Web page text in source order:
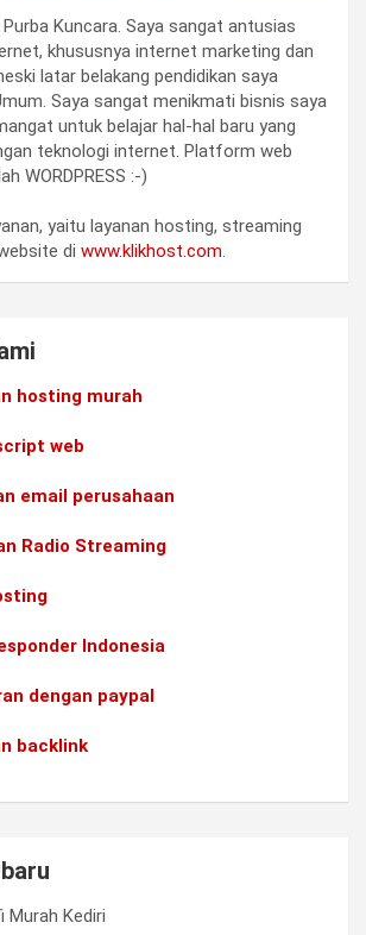
Kuncara. Saya sangat antusias
khususnya internet marketing dan
latar belakang pendidikan saya
Saya sangat menikmati bisnis saya
untuk belajar hal-hal baru yang
teknologi internet. Platform web
WORDPRESS :-)
yaitu layanan hosting, streaming
di www.klikhost.com.
hosting murah
web
email perusahaan
Radio Streaming
Indonesia
dengan paypal
backlink
Murah Kediri